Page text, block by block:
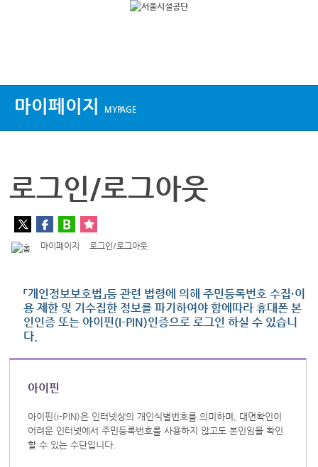
마이페이지 MYPAGE
로그인/로그아웃
마이페이지 로그인/로그아웃
「개인정보보호법」등 관련 법령에 의해 주민등록번호 수집·이
용 제한 및 기수집한 정보를 파기하여야 함에따라 휴대폰 본
인인증 또는 아이핀(I-PIN)인증으로 로그인 하실 수 있습니
다.
아이핀
아이핀(i-PIN)은 인터넷상의 개인식별번호를 의미하며, 대면확인이
어려운 인터넷에서 주민등록번호를 사용하지 않고도 본인임을 확인
할 수 있는 수단입니다.